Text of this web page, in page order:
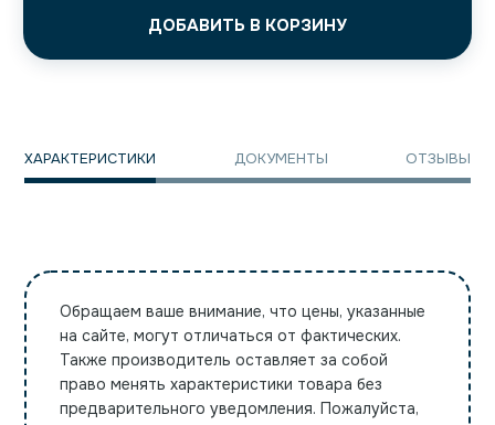
ДОБАВИТЬ В КОРЗИНУ
ХАРАКТЕРИСТИКИ ДОКУМЕНТЫ ОТЗЫВЫ
Обращаем ваше внимание, что цены, указанные
на сайте, могут отличаться от фактических.
Также производитель оставляет за собой
право менять характеристики товара без
предварительного уведомления. Пожалуйста,